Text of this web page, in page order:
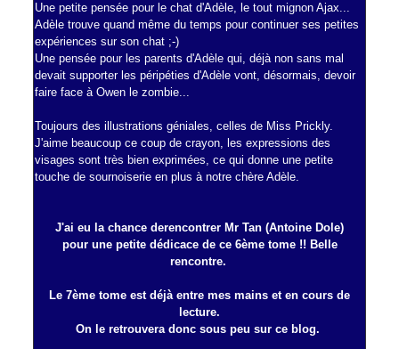
Une petite pensée pour le chat d'Adèle, le tout mignon Ajax...
Adèle trouve quand même du temps pour continuer ses petites
expériences sur son chat ;-)
Une pensée pour les parents d'Adèle qui, déjà non sans mal
devait supporter les péripéties d'Adèle vont, désormais, devoir
faire face à Owen le zombie...
Toujours des illustrations géniales, celles de Miss Prickly.
J'aime beaucoup ce coup de crayon, les expressions des
visages sont très bien exprimées, ce qui donne une petite
touche de sournoiserie en plus à notre chère Adèle.
J'ai eu la chance derencontrer Mr Tan (Antoine Dole)
pour une petite dédicace de ce 6ème tome !! Belle
rencontre.
Le 7ème tome est déjà entre mes mains et en cours de
lecture.
On le retrouvera donc sous peu sur ce blog.